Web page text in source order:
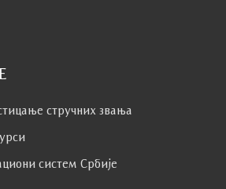
стручних звања
систем Србије